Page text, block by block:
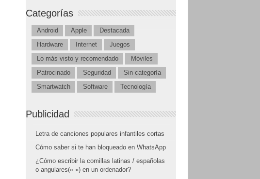
Categorías
Android Apple
Destacada
Hardware
Internet
Juegos
Lo más visto y recomendado
Móviles
Patrocinado
Seguridad
Sin categoría
Smartwatch
Software Tecnología
Publicidad
Letra de canciones populares infantiles cortas
Cómo saber si te han bloqueado en WhatsApp
¿Cómo escribir la comillas latinas / españolas
o angulares(« ») en un ordenador?